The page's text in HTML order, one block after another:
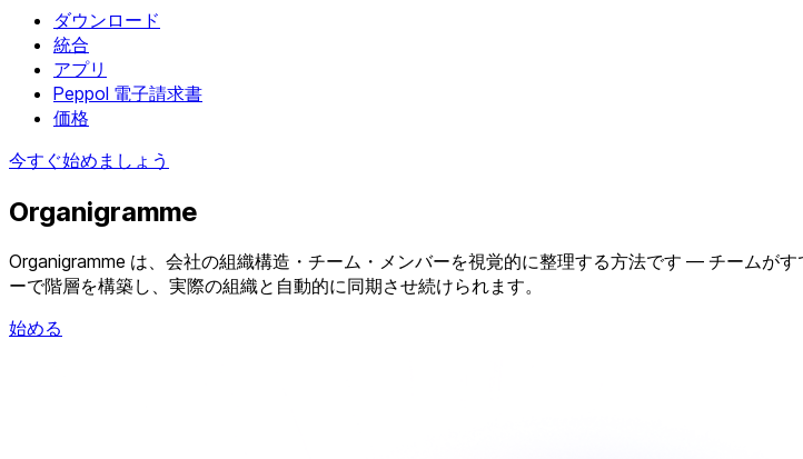
ダウンロード
統合
アプリ
Peppol 電子請求書
価格
今すぐ始めましょう
Organigramme
Organigramme は、会社の組織構造・チーム・メンバーを視覚的に整理する方法です — チームが
ーで階層を構築し、実際の組織と自動的に同期させ続けられます。
始める